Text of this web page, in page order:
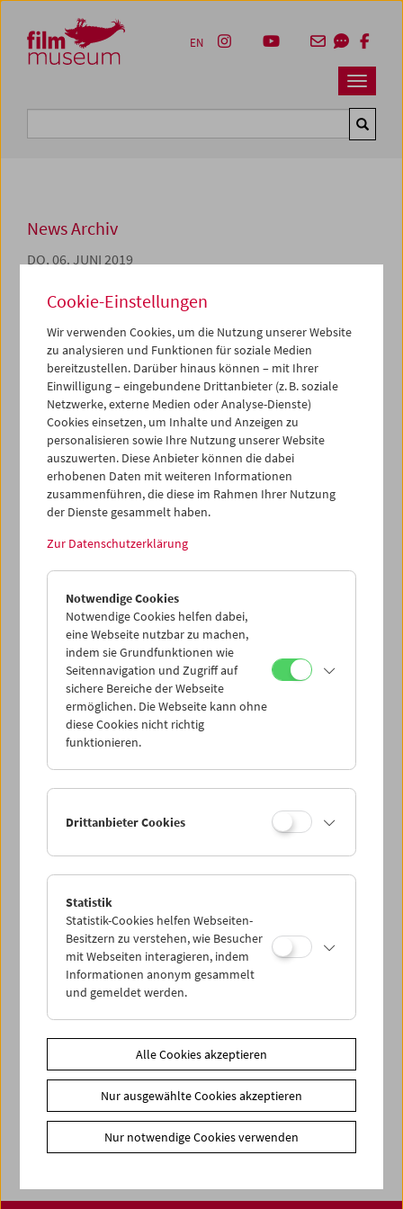
Zum Inhalt
Zum Hauptmenü
Zur Servicenavigation
Zum Suche
Navbar
EN
News Archiv
DO, 06. JUNI 2019
Jahresbericht 2018
Der vorliegende Bericht über die Aktivitäten des
Österreichischen Filmmuseums im Jahr 2018 hat
folgendes Ziel: All jene, die an den Aufgaben und
Angeboten des Filmmuseums interessiert sind, die die
"Ausstellungen auf der Kinoleinwand" besuchen, in
Projekte des Hauses involviert sind oder das Filmmuseum
als Fördernde Mitglieder unterstützen, sollen jenes
vielgliedrige Netzwerk kennen lernen, das der Arbeit
dieser Institution zu Grunde liegt.
Jahresbericht 2018 (PDF)
Share on
News
News Archiv
Newsletter
Fotos unserer Gäste
Gästebuch
Trailer
Cookie-Einstellungen
Wir verwenden Cookies, um die Nutzung unserer Website
zu analysieren und Funktionen für soziale Medien
bereitzustellen. Darüber hinaus können – mit Ihrer
Einwilligung – eingebundene Drittanbieter (z. B. soziale
Netzwerke, externe Medien oder Analyse-Dienste)
Cookies einsetzen, um Inhalte und Anzeigen zu
personalisieren sowie Ihre Nutzung unserer Website
auszuwerten. Diese Anbieter können die dabei
erhobenen Daten mit weiteren Informationen
zusammenführen, die diese im Rahmen Ihrer Nutzung
der Dienste gesammelt haben.
Zur Datenschutzerklärung
Notwendige Cookies
Notwendige Cookies helfen dabei,
eine Webseite nutzbar zu machen,
indem sie Grundfunktionen wie
Seitennavigation und Zugriff auf
sichere Bereiche der Webseite
ermöglichen. Die Webseite kann ohne
diese Cookies nicht richtig
funktionieren.
Drittanbieter Cookies
Statistik
Statistik-Cookies helfen Webseiten-
Besitzern zu verstehen, wie Besucher
mit Webseiten interagieren, indem
Informationen anonym gesammelt
und gemeldet werden.
Alle Cookies akzeptieren
Nur ausgewählte Cookies akzeptieren
Nur notwendige Cookies verwenden